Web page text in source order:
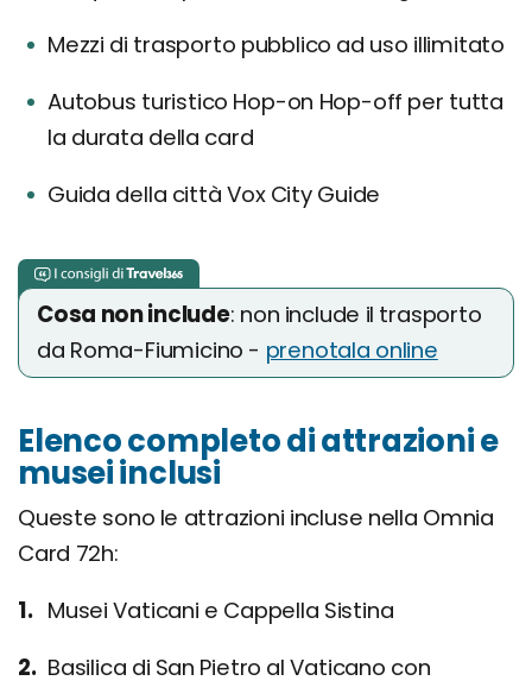
Mezzi di trasporto pubblico ad uso illimitato
Autobus turistico Hop-on Hop-off per tutta
la durata della card
Guida della città Vox City Guide
Cosa non include: non include il trasporto
da Roma-Fiumicino - prenotala online
Elenco completo di attrazioni e
musei inclusi
Queste sono le attrazioni incluse nella Omnia
Card 72h:
Musei Vaticani e Cappella Sistina
Basilica di San Pietro al Vaticano con